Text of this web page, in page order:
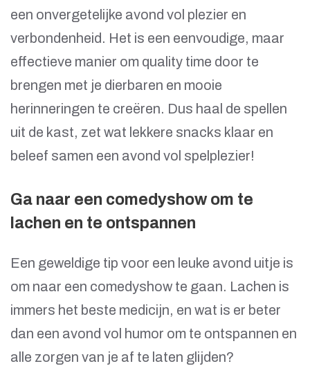
een onvergetelijke avond vol plezier en
verbondenheid. Het is een eenvoudige, maar
effectieve manier om quality time door te
brengen met je dierbaren en mooie
herinneringen te creëren. Dus haal de spellen
uit de kast, zet wat lekkere snacks klaar en
beleef samen een avond vol spelplezier!
Ga naar een comedyshow om te
lachen en te ontspannen
Een geweldige tip voor een leuke avond uitje is
om naar een comedyshow te gaan. Lachen is
immers het beste medicijn, en wat is er beter
dan een avond vol humor om te ontspannen en
alle zorgen van je af te laten glijden?